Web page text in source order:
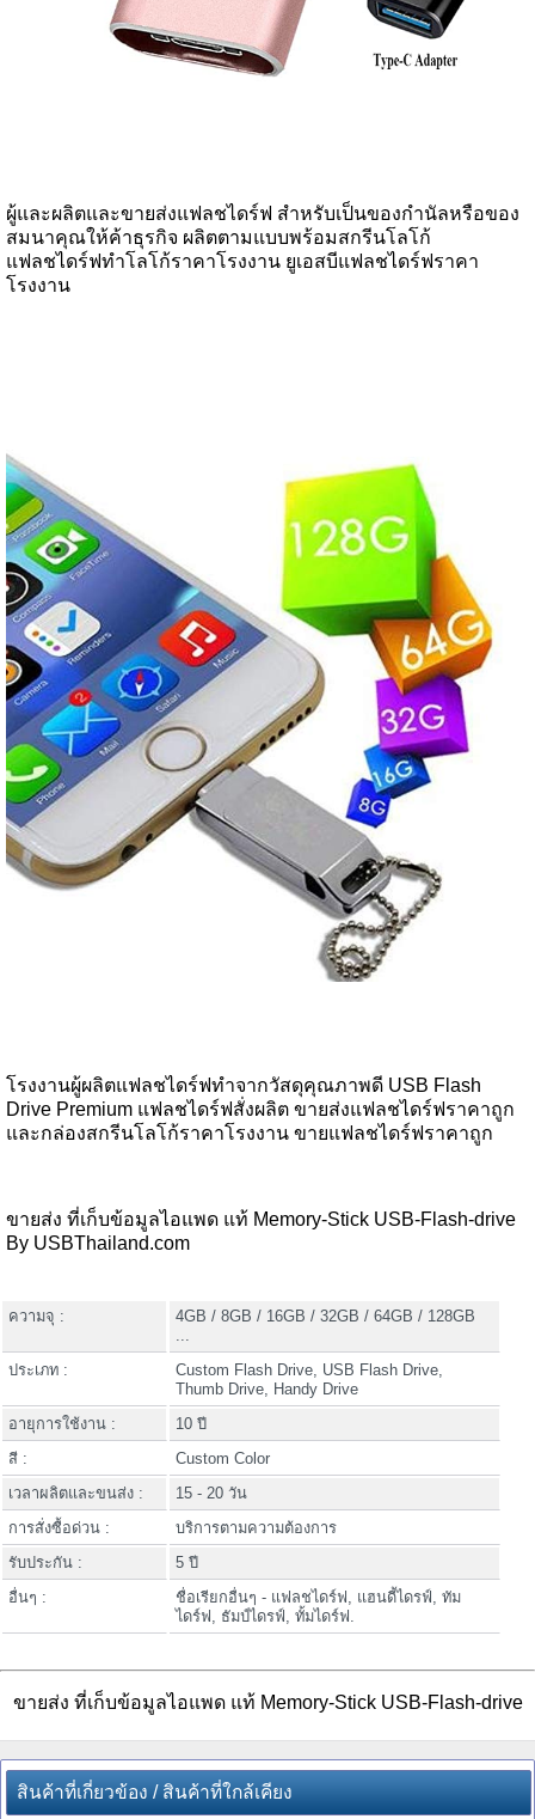
ผู้และผลิตและขายส่งแฟลชไดร์ฟ สำหรับเป็นของกำนัลหรือของ
สมนาคุณให้ค้าธุรกิจ ผลิตตามแบบพร้อมสกรีนโลโก้
แฟลชไดร์ฟทำโลโก้ราคาโรงงาน ยูเอสบีแฟลชไดร์ฟราคา
โรงงาน
โรงงานผู้ผลิตแฟลชไดร์ฟทำจากวัสดุคุณภาพดี USB Flash
Drive Premium แฟลชไดร์ฟสั่งผลิต ขายส่งแฟลชไดร์ฟราคาถูก
และกล่องสกรีนโลโก้ราคาโรงงาน ขายแฟลชไดร์ฟราคาถูก
ขายส่ง ที่เก็บข้อมูลไอแพด แท้ Memory-Stick USB-Flash-drive
By USBThailand.com
ความจุ :
4GB / 8GB / 16GB / 32GB / 64GB / 128GB
ประเภท :
Custom Flash Drive, USB Flash Drive,
Thumb Drive, Handy Drive
อายุการใช้งาน :
10 ปี
สี :
Custom Color
เวลาผลิตและขนส่ง :
15 - 20 วัน
การสั่งซื้อด่วน :
บริการตามความต้องการ
รับประกัน :
5 ปี
อื่นๆ :
ชื่อเรียกอื่นๆ - แฟลชไดร์ฟ, แฮนดี้ไดรฟ์, ทัม
ไดร์ฟ, ธัมป์ไดรฟ์, ทั้มไดร์ฟ.
ขายส่ง ที่เก็บข้อมูลไอแพด แท้ Memory-Stick USB-Flash-drive
สินค้าที่เกี่ยวข้อง / สินค้าที่ใกล้เคียง